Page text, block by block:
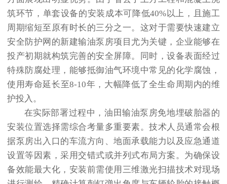
筑环节，单套设备的安装成本可降低40%以上，且施工
周期缩短至原有时长的三分之一。这对于需要快速建立
安全防护网的新建输油泵房项目尤为关键，企业能够在
投产初期就构筑完善的安全屏障。同时，设备表面经过
特殊防腐处理，能够抵御油气环境中常见的化学腐蚀，
使用寿命延长至8-10年，大幅降低了全生命周期内的维
护投入。
在实际部署过程中，油田输油泵房免地埋破胎器的
安装位置选择需综合考量多重要素。技术人员通常会根
据泵房出入口的车流方向、地面承载能力以及应急通道
设置等因素，采用交错式或并列式布局方案。为确保设
备效能最大化，安装前需使用三维激光扫描技术对现场